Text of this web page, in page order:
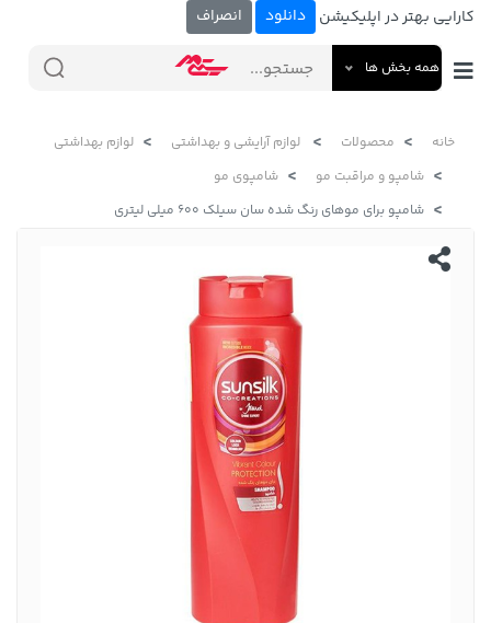
کارایی بهتر در اپلیکیشن دانلود انصراف
همه بخش ها
خانه محصولات لوازم آرایشی و بهداشتی
لوازم بهداشتی
شامپو و مراقبت مو
شامپوی مو
شامپو برای موهای رنگ شده سان سیلک 600 میلی لیتری